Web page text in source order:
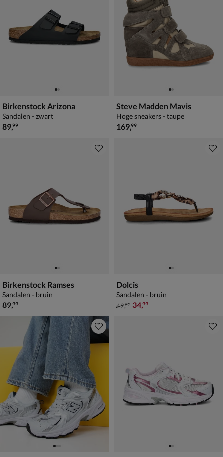
Birkenstock Arizona
Sandalen - zwart
€ 89,99
89,99
Steve Madden Mavis
Hoge sneakers - taupe
€ 169,99
169,99
Birkenstock Ramses
Sandalen - bruin
€ 89,99
89,99
Dolcis
Sandalen - bruin
van € 49,99 voor € 34,99
49,99 34,99